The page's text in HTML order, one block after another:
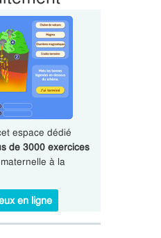
espace dédié
de 3000 exercices
à la
en ligne